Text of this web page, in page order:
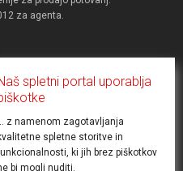
za agenta.
spletni portal uporablja
z namenom zagotavljanja
spletne storitve in
ki jih brez piškotkov
bi mogli nuditi.